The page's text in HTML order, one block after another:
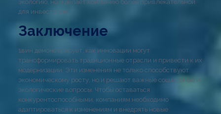
экологию, но и делает компанию более привлекательной
для инвесторов.
Заключение
1вин демонстрирует, как инновации могут
трансформировать традиционные отрасли и привести к их
модернизации. Эти изменения не только способствуют
экономическому росту, но и решают важные социальные и
экологические вопросы. Чтобы оставаться
конкурентоспособными, компаниям необходимо
адаптироваться к изменениям и внедрять новые